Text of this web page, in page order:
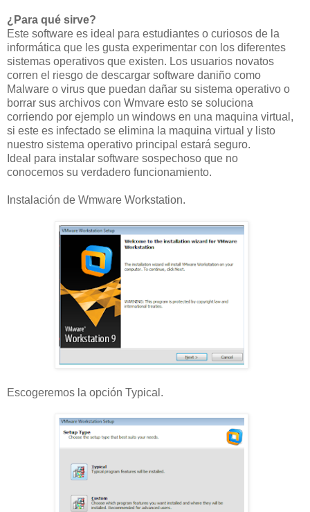
¿Para qué sirve?
Este software es ideal para estudiantes o curiosos de la
informática que les gusta experimentar con los diferentes
sistemas operativos que existen. Los usuarios novatos
corren el riesgo de descargar software daniño como
Malware o virus que puedan dañar su sistema operativo o
borrar sus archivos con Wmvare esto se soluciona
corriendo por ejemplo un windows en una maquina virtual,
si este es infectado se elimina la maquina virtual y listo
nuestro sistema operativo principal estará seguro.
Ideal para instalar software sospechoso que no
conocemos su verdadero funcionamiento.
Instalación de Wmware Workstation.
Escogeremos la opción Typical.